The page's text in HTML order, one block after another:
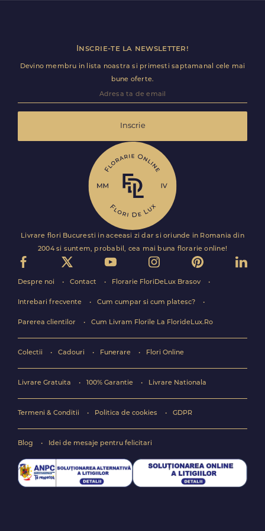
Inscrie-te la newsletter!
Devino membru in lista noastra si primesti saptamanal cele mai
bune oferte.
Inscrie
Livrare flori Bucuresti in aceeasi zi dar si oriunde in Romania din
2004 si suntem, probabil, cea mai buna florarie online!
Despre noi Contact Florarie FloriDeLux Brasov
Intrebari frecvente Cum cumpar si cum platesc?
Parerea clientilor Cum Livram Florile La FlorideLux.Ro
Colectii Cadouri Funerare Flori Online
Livrare Gratuita 100% Garantie Livrare Nationala
Termeni & Conditii Politica de cookies GDPR
Blog Idei de mesaje pentru felicitari